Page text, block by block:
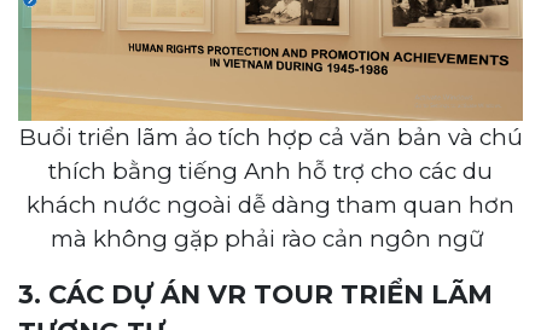
Buổi triển lãm ảo tích hợp cả văn bản và chú
thích bằng tiếng Anh hỗ trợ cho các du
khách nước ngoài dễ dàng tham quan hơn
mà không gặp phải rào cản ngôn ngữ
3. CÁC DỰ ÁN VR TOUR TRIỂN LÃM